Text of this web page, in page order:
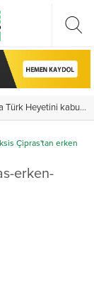
Türkiye Cumhurbaşkanı Erdoğan Batı Trakya Türk Heyetini kabul etti
Çipras'tan erken
erken-